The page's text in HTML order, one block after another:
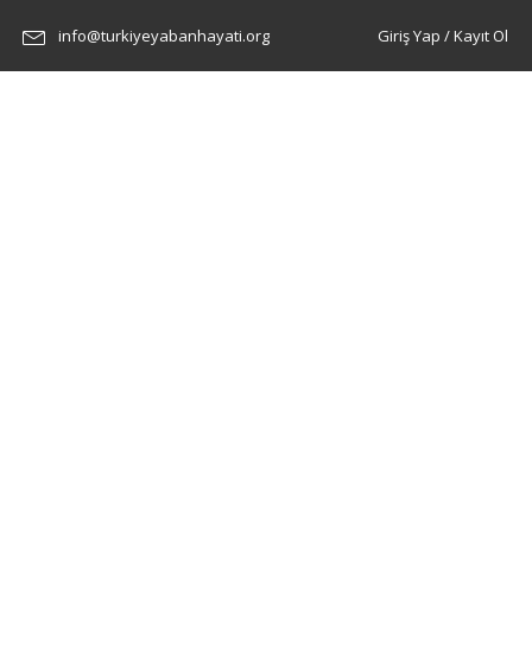
info@turkiyeyabanhayati.org Giriş Yap / Kayıt Ol